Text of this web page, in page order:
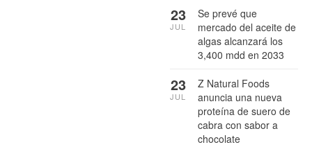
Se prevé que
mercado del aceite de
algas alcanzará los
3,400 mdd en 2033
23
JUL
Z Natural Foods
anuncia una nueva
proteína de suero de
cabra con sabor a
chocolate
23
JUL